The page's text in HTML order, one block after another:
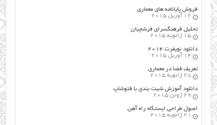
فروش پایانامه های معماری
12 آوریل 2015
تحلیل فرهنگسرای فرشچیان
15 ژانویه 2015
دانلود نویفرت ۲۰۱۴
14 آوریل 2015
تعریف فضا در معماری
28 ژانویه 2015
دانلود آموزش شیت بندی با فتوشاپ
29 ژوئن 2015
اصول طراحي ایستگاه راه آهن
21 ژانویه 2015